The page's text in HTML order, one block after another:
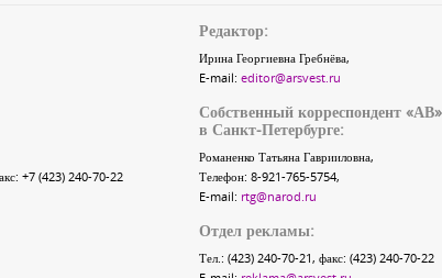
+7 (423) 240-70-22
Редактор:
Ирина Георгиевна Гребнёва,
E-mail: editor@arsvest.ru
Собственный корреспондент «АВ»
в Санкт-Петербурге:
Романенко Татьяна Гаврииловна,
Телефон: 8-921-765-5754,
E-mail: rtg@narod.ru
Отдел рекламы:
Тел.: (423) 240-70-21, факс: (423) 240-70-22